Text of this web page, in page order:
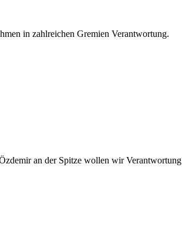
in zahlreichen Gremien Verantwortung.
an der Spitze wollen wir Verantwortung